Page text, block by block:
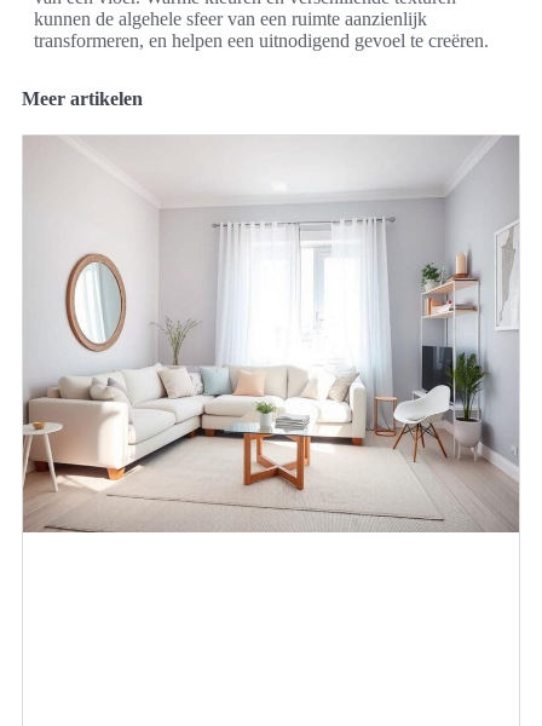
kunnen de algehele sfeer van een ruimte aanzienlijk
transformeren, en helpen een uitnodigend gevoel te creëren.
Meer artikelen